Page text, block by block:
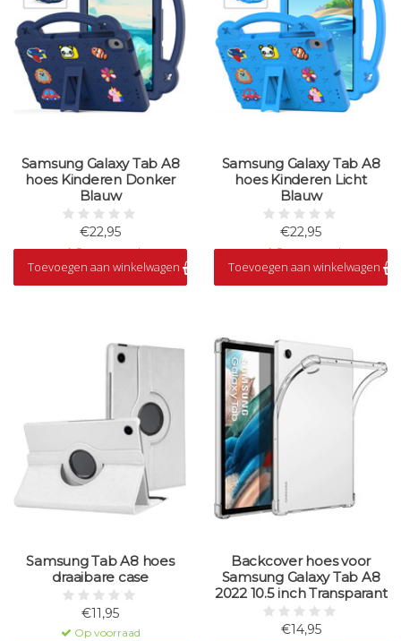
Samsung Galaxy Tab A8
hoes Kinderen Donker
Blauw
€22,95
Op voorraad
Toevoegen aan winkelwagen
Samsung Galaxy Tab A8
hoes Kinderen Licht
Blauw
€22,95
Op voorraad
Toevoegen aan winkelwagen
Samsung Tab A8 hoes
draaibare case
€11,95
Op voorraad
Backcover hoes voor
Samsung Galaxy Tab A8
2022 10.5 inch Transparant
€14,95